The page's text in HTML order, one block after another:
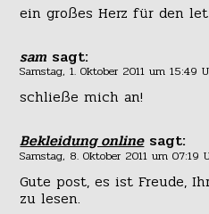
ein großes Herz für den
sam sagt:
Samstag, 1. Oktober 2011 um 15:49
schließe mich an!
Bekleidung online sagt:
Samstag, 8. Oktober 2011 um 07:19
Gute post, es ist Freude,
zu lesen.